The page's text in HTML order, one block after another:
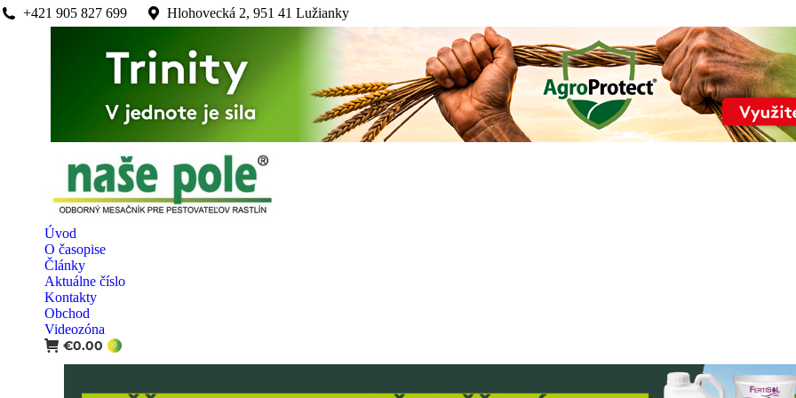
+421 905 827 699 Hlohovecká 2, 951 41 Lužianky
Úvod
O časopise
Články
Aktuálne číslo
Kontakty
Obchod
Videozóna
€0.00 0
O časopise
Články
Aktuálne číslo
Kontakty
Obchod
Videozóna